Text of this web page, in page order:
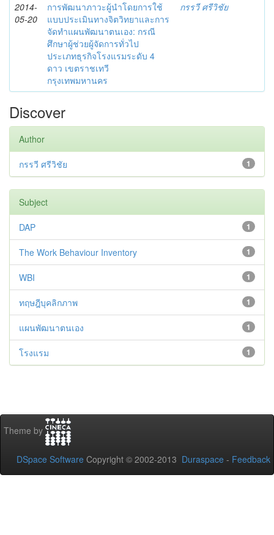
2014-
05-20
การพัฒนาภาวะผู้นำโดยการใช้
แบบประเมินทางจิตวิทยาและการ
จัดทำแผนพัฒนาตนเอง: กรณี
ศึกษาผู้ช่วยผู้จัดการทั่วไป
ประเภทธุรกิจโรงแรมระดับ 4
ดาว เขตราชเทวี
กรุงเทพมหานคร
กรรวี ศรีวิชัย
Discover
Author
1
กรรวี ศรีวิชัย
Subject
1
DAP
1
The Work Behaviour Inventory
1
WBI
1
ทฤษฎีบุคลิกภาพ
1
แผนพัฒนาตนเอง
1
โรงแรม
Theme by
DSpace Software Copyright © 2002-2013 Duraspace - Feedback